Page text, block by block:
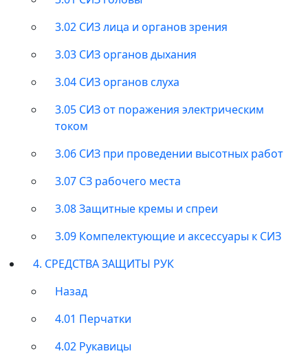
3.02 СИЗ лица и органов зрения
3.03 СИЗ органов дыхания
3.04 СИЗ органов слуха
3.05 СИЗ от поражения электрическим
током
3.06 СИЗ при проведении высотных работ
3.07 СЗ рабочего места
3.08 Защитные кремы и спреи
3.09 Компелектующие и аксессуары к СИЗ
4. СРЕДСТВА ЗАЩИТЫ РУК
Назад
4.01 Перчатки
4.02 Рукавицы